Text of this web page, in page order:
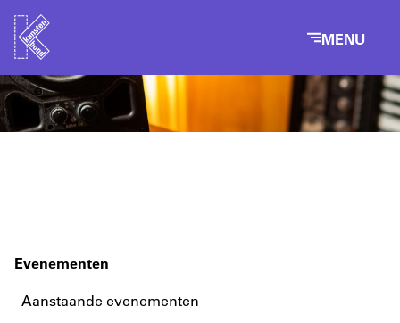
MENU
Evenementen
Aanstaande evenementen